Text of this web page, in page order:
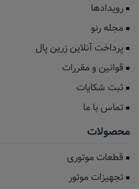
رویدادها
مجله رنو
پرداخت آنلاین زرین پال
قوانین و مقررات
ثبت شکایات
تماس با ما
محصولات
قطعات موتوری
تجهیزات موتور